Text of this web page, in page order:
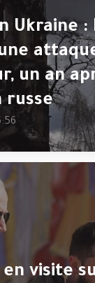
Ukraine :
un an
russe
visite